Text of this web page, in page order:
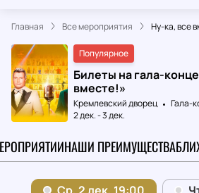
Главная Все мероприятия Ну-ка, все
Популярное
Билеты на гала-
вместе!»
Кремлевский дворец Гала-
2 дек.-3 дек.
НАШИ ПРЕИМУЩЕСТВА